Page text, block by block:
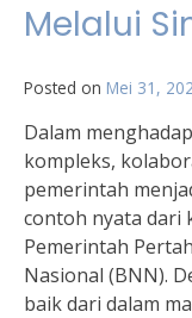
Melalui
Posted on Mei 31,
Dalam
kompleks,
pemerintah
contoh nyata dari
Pemerintah
Nasional (BNN).
baik dari dalam